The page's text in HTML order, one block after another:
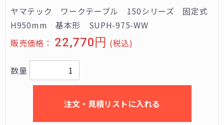
ヤマテック ワークテーブル 150シリーズ 固定式
H950mm 基本形 SUPH-975-WW
販売価格： 22,770円 (税込)
数量
注文・見積リストに入れる